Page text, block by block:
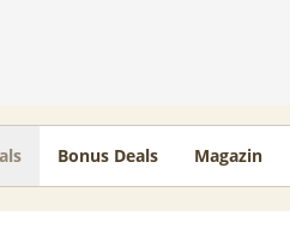
Bonus Deals Magazin